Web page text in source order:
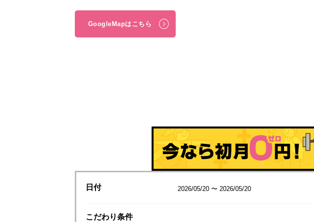
GoogleMapはこちら
日付 2026/05/20 〜 2026/05/20
こだわり条件